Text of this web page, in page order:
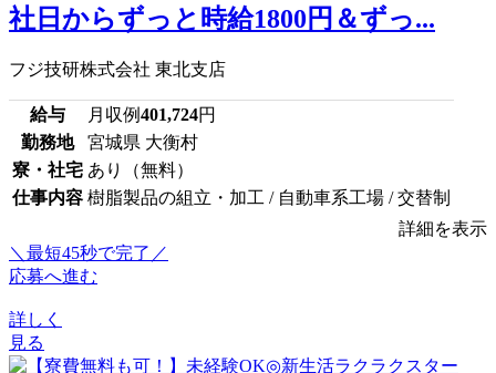
社日からずっと時給1800円＆ずっ...
フジ技研株式会社 東北支店
給与 月収例401,724円
勤務地
宮城県 大衡村
寮・社宅 あり（無料）
仕事内容 樹脂製品の組立・加工 / 自動車系工場 / 交替制
詳細を表示
＼最短45秒で完了／
応募へ進む
詳しく
見る